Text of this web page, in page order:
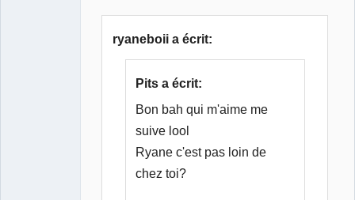
ryaneboii a écrit:
Pits a écrit:
Bon bah qui m'aime me
suive lool
Ryane c'est pas loin de
chez toi?